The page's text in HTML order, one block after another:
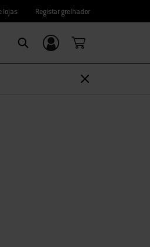
lojas Registar grelhador
Login/Registo